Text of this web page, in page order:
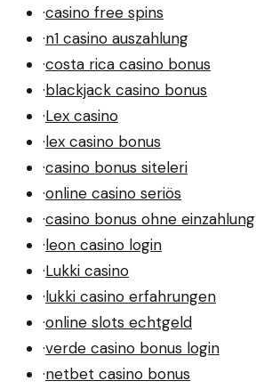
·casino free spins
·n1 casino auszahlung
·costa rica casino bonus
·blackjack casino bonus
·Lex casino
·lex casino bonus
·casino bonus siteleri
·online casino seriös
·casino bonus ohne einzahlung
·leon casino login
·Lukki casino
·lukki casino erfahrungen
·online slots echtgeld
·verde casino bonus login
·netbet casino bonus